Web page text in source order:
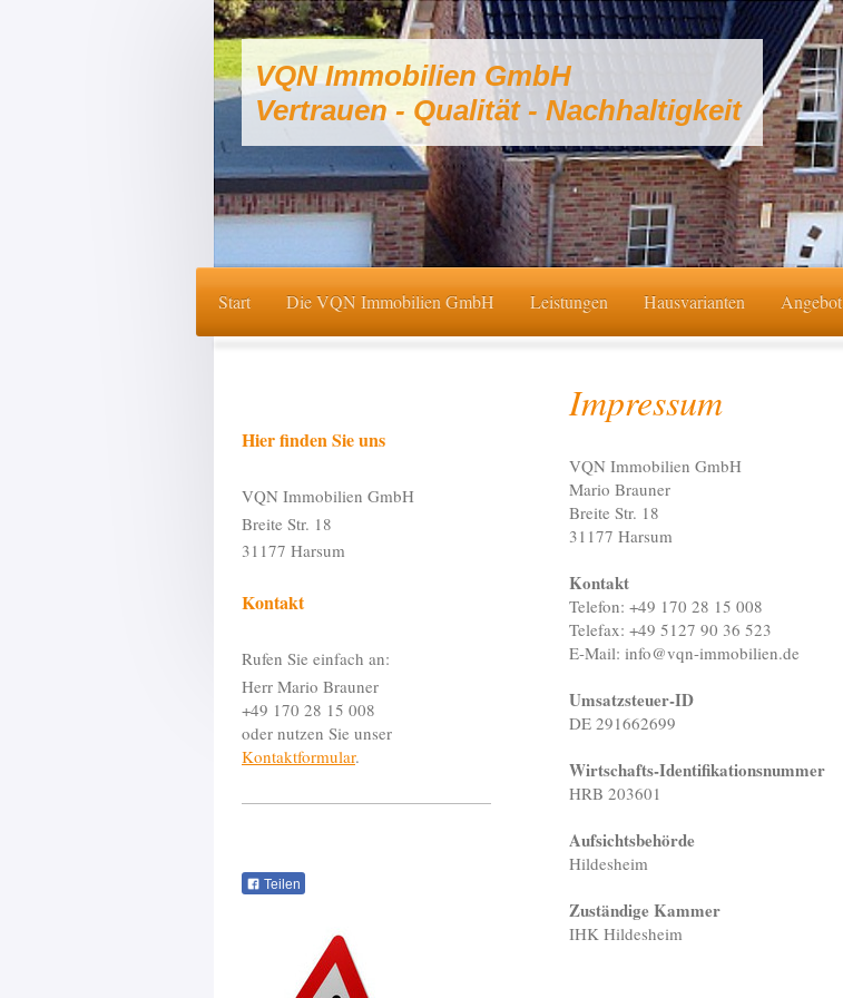
VQN Immobilien GmbH
Vertrauen - Qualität - Nachhaltigkeit
Start Die VQN Immobilien GmbH Leistungen Hausvarianten Angebot
Impressum
VQN Immobilien GmbH
Mario Brauner
Breite Str. 18
31177 Harsum
Kontakt
Telefon: +49 170 28 15 008
Telefax: +49 5127 90 36 523
E-Mail: info@vqn-immobilien.de
Umsatzsteuer-ID
DE 291662699
Wirtschafts-Identifikationsnummer
HRB 203601
Aufsichtsbehörde
Hildesheim
Zuständige Kammer
IHK Hildesheim
Hier finden Sie uns
VQN Immobilien GmbH
Breite Str. 18
31177 Harsum
Kontakt
Rufen Sie einfach an:
Herr Mario Brauner
+49 170 28 15 008
oder nutzen Sie unser
Kontaktformular.
Teilen